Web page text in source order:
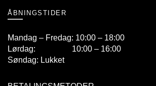
ÅBNINGSTIDER
Mandag – Fredag: 10:00 – 18:00
Lørdag: 10:00 – 16:00
Søndag: Lukket